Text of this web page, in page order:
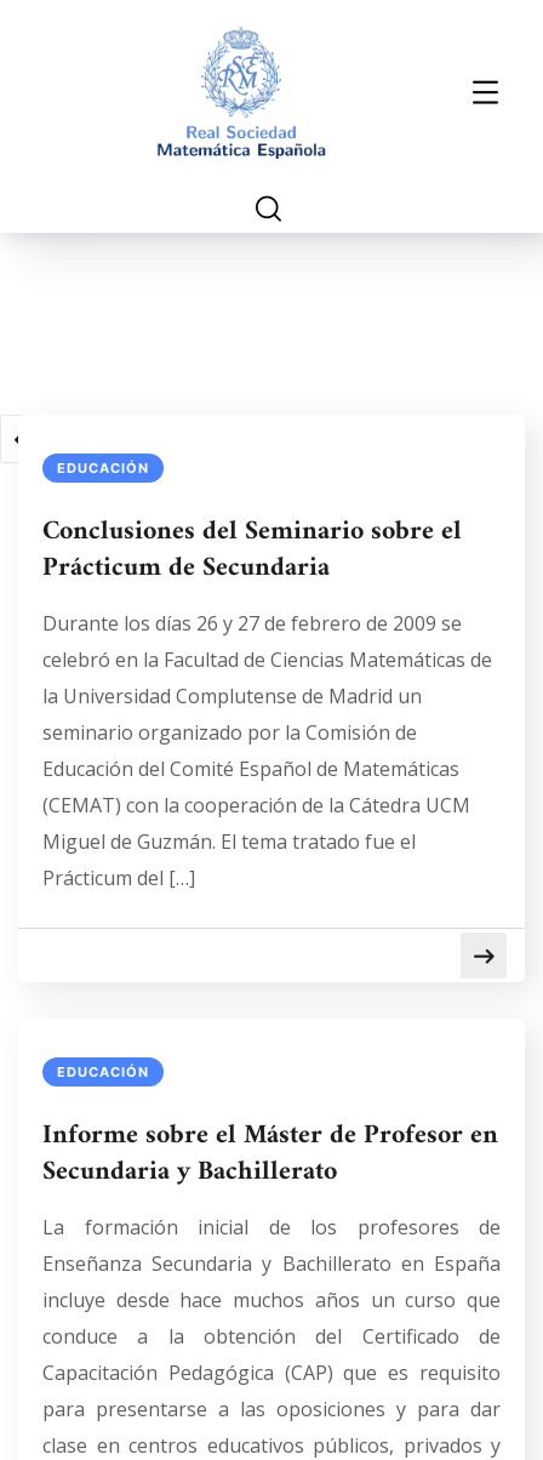
EDUCACIÓN
Conclusiones del Seminario sobre el
Prácticum de Secundaria
Durante los días 26 y 27 de febrero de 2009 se
celebró en la Facultad de Ciencias Matemáticas de
la Universidad Complutense de Madrid un
seminario organizado por la Comisión de
Educación del Comité Español de Matemáticas
(CEMAT) con la cooperación de la Cátedra UCM
Miguel de Guzmán. El tema tratado fue el
Prácticum del […]
EDUCACIÓN
Informe sobre el Máster de Profesor en
Secundaria y Bachillerato
La formación inicial de los profesores de
Enseñanza Secundaria y Bachillerato en España
incluye desde hace muchos años un curso que
conduce a la obtención del Certificado de
Capacitación Pedagógica (CAP) que es requisito
para presentarse a las oposiciones y para dar
clase en centros educativos públicos, privados y